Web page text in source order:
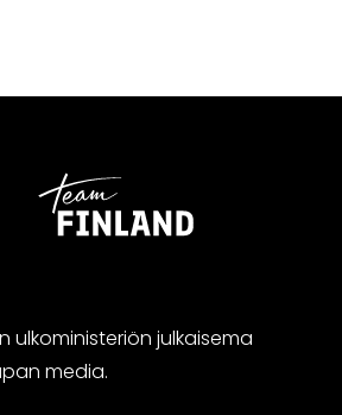
ulkoministeriön julkaisema
media.